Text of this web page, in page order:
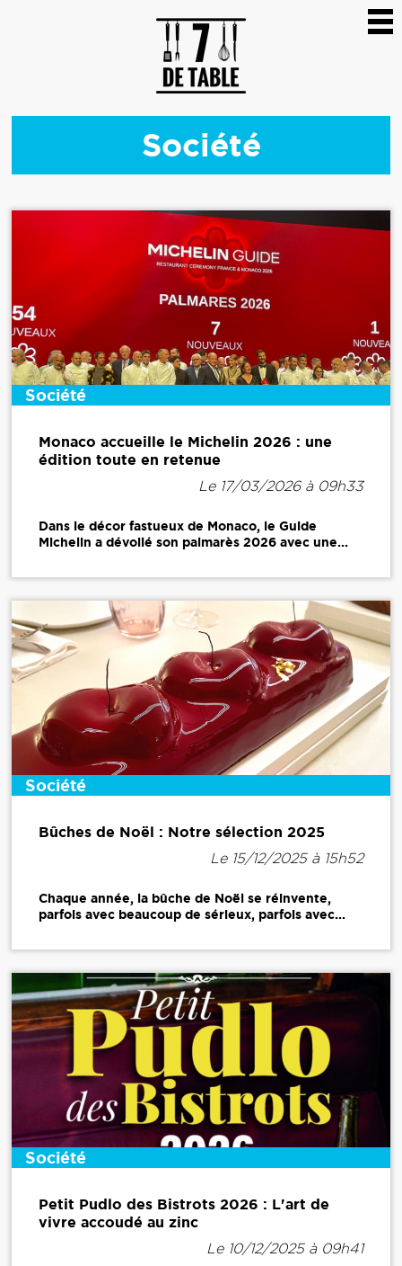
Société
Société
Monaco accueille le Michelin 2026 : une
édition toute en retenue
Le 17/03/2026 à 09h33
Dans le décor fastueux de Monaco, le Guide
Michelin a dévoilé son palmarès 2026 avec une...
Société
Bûches de Noël : Notre sélection 2025
Le 15/12/2025 à 15h52
Chaque année, la bûche de Noël se réinvente,
parfois avec beaucoup de sérieux, parfois avec...
Société
Petit Pudlo des Bistrots 2026 : L'art de
vivre accoudé au zinc
Le 10/12/2025 à 09h41